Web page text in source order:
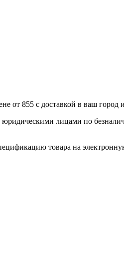
855 с доставкой в ваш город
лицами по
товара на